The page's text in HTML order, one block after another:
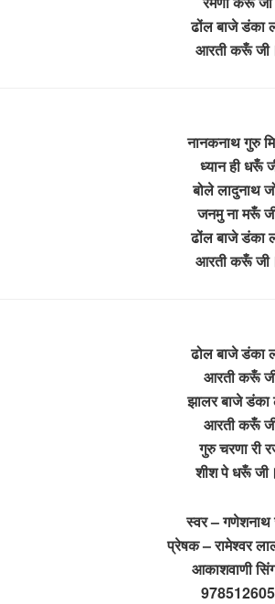
ढोंल बाजे डंका
आरती करूँ
नानकनाथ गुरु
ध्यान ही धरूँ
बोले लादुनाथ
जनमु ना मरूँ
ढोंल बाजे डंका
आरती करूँ
ढोल बाजे डंका
आरती करूँ
झालर बाजे डंका
आरती करूँ
गुरु चरणा री
शीश पे धरूँ
स्वर – गणेशनाथ
प्रेषक – रामेश्वर
आकाशवाणी